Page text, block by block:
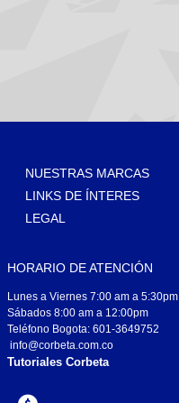
NUESTRAS MARCAS
LINKS DE ÍNTERES
LEGAL
HORARIO DE ATENCIÓN
Lunes a Viernes 7:00 am a 5:30pm
Sábados 8:00 am a 12:00pm
Teléfono Bogota: 601-3649752
info@corbeta.com.co
Tutoriales Corbeta